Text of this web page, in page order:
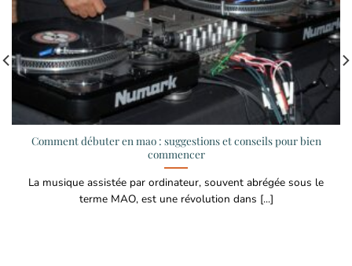
Comment débuter en mao : suggestions et conseils pour bien
commencer
La musique assistée par ordinateur, souvent abrégée sous le
terme MAO, est une révolution dans [...]